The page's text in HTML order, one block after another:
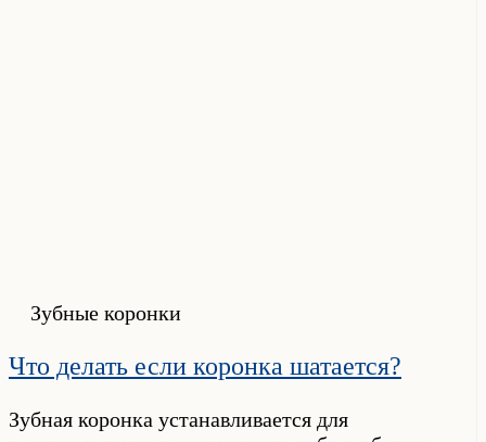
Зубные коронки
Что делать если коронка шатается?
Зубная коронка устанавливается для